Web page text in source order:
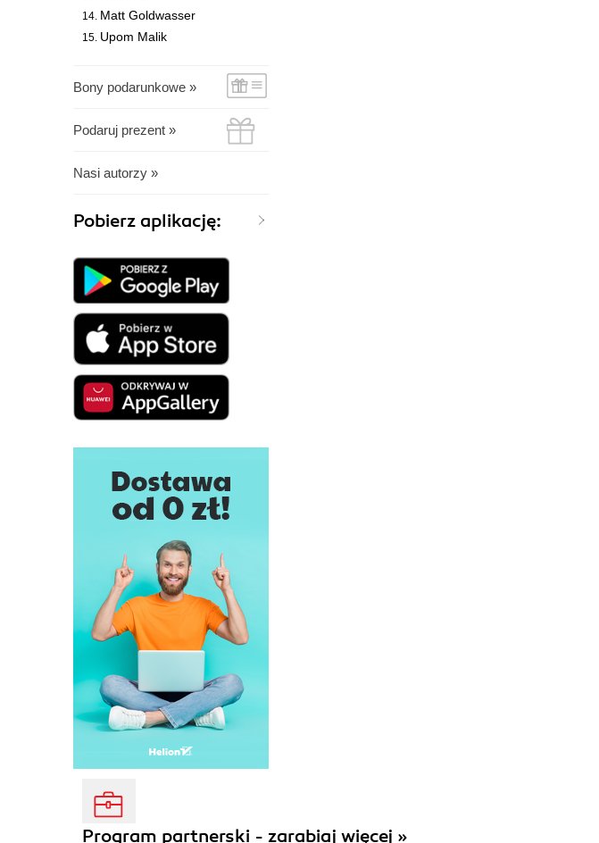
Matt Goldwasser
Upom Malik
Bony podarunkowe »
Podaruj prezent »
Nasi autorzy »
Pobierz aplikację:
Program partnerski - zarabiaj więcej »